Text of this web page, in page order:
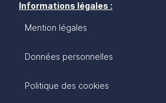
Informations légales :
Mention légales
Données personnelles
Politique des cookies